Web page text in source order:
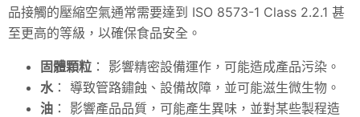
品接觸的壓縮空氣通常需要達到 ISO 8573-1 Class 2.2.1 甚
至更高的等級，以確保食品安全。
固體顆粒 ： 影響精密設備運作，可能造成產品污染。
水： 導致管路鏽蝕、設備故障，並可能滋生微生物。
油 ： 影響產品品質，可能產生異味，並對某些製程造